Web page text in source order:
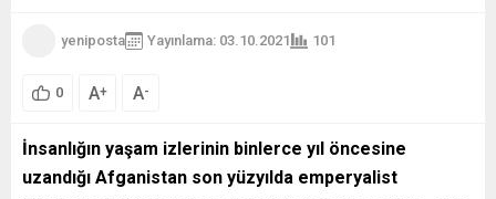
yeniposta Yayınlama: 03.10.2021 101
0 A+ A-
İnsanlığın yaşam izlerinin binlerce yıl öncesine
uzandığı Afganistan son yüzyılda emperyalist